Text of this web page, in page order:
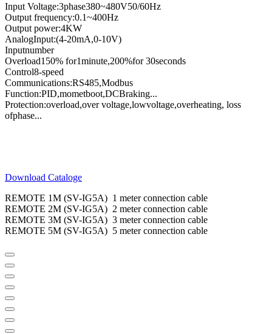
Input Voltage:3phase380~480V50/60Hz
Output frequency:0.1~400Hz
Output power:4KW
AnalogInput:(4-20mA,0-10V)
Inputnumber
Overload150% for1minute,200%for30seconds
Control8-speed
Communications:RS485,Modbus
Function:PID,mometboot,DCBraking...
Protection:overload,over voltage,lowvoltage,overheating, loss
ofphase...
Download Cataloge
REMOTE 1M (SV-IG5A) 1 meter connection cable
REMOTE 2M (SV-IG5A) 2 meter connection cable
REMOTE 3M (SV-IG5A) 3 meter connection cable
REMOTE 5M (SV-IG5A) 5 meter connection cable